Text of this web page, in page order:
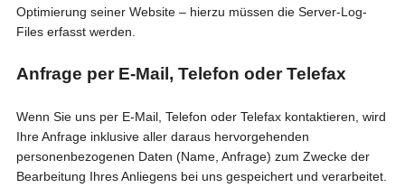
Optimierung seiner Website – hierzu müssen die Server-Log-
Files erfasst werden.
Anfrage per E-Mail, Telefon oder Telefax
Wenn Sie uns per E-Mail, Telefon oder Telefax kontaktieren, wird
Ihre Anfrage inklusive aller daraus hervorgehenden
personenbezogenen Daten (Name, Anfrage) zum Zwecke der
Bearbeitung Ihres Anliegens bei uns gespeichert und verarbeitet.